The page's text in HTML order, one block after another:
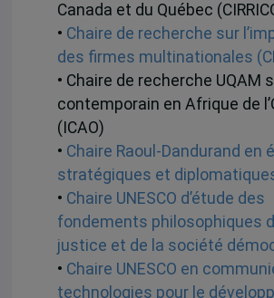
Canada et du Québec
• Chaire de recherche sur
des firmes multinationales
• Chaire de recherche UQAM
contemporain en Afrique de
(ICAO)
• Chaire Raoul-Dandurand en
stratégiques et
• Chaire UNESCO d’étude des
fondements philosophiques
justice et de la société
• Chaire UNESCO en
technologies pour le